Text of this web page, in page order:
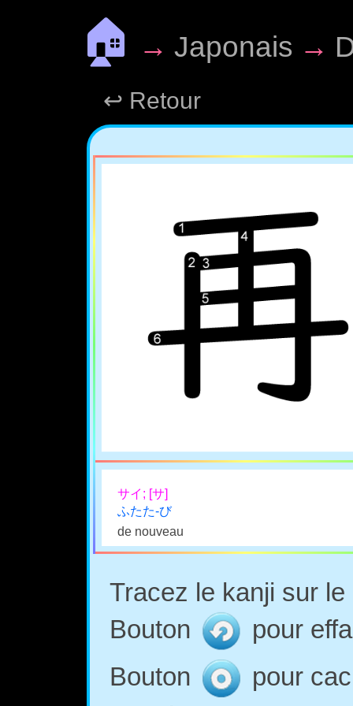
🏠 → Japonais →
↩ Retour
サイ; [サ]
ふたた-び
de nouveau
Tracez le kanji sur
Bouton
pour
Bouton
pour